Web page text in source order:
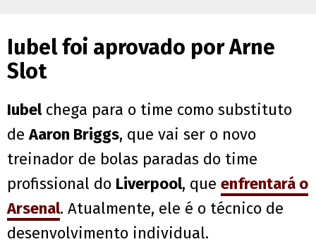
Iubel foi aprovado por Arne
Slot
Iubelchega para o time como substituto
deAaron Briggs, que vai ser o novo
treinador de bolas paradas do time
profissional do Liverpool, que enfrentará o
Arsenal. Atualmente, ele é o técnico de
desenvolvimento individual.